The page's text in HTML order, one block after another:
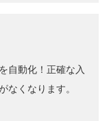
自動化！正確な入
なくなります。